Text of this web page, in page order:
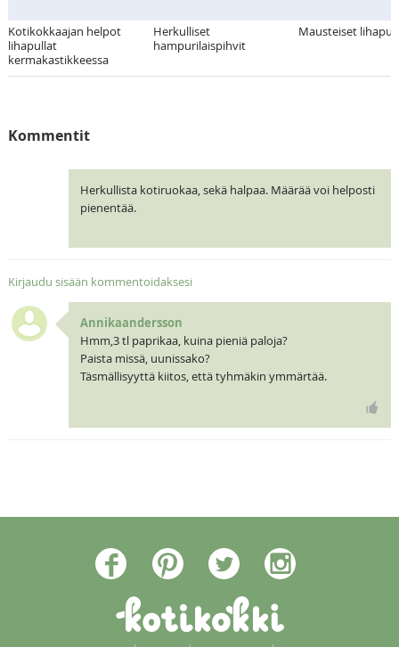
Kotikokkaajan helpot
lihapullat
kermakastikkeessa
Herkulliset
hampurilaispihvit
Mausteiset
Kommentit
Herkullista kotiruokaa, sekä halpaa. Määrää voi helposti
pienentää.
Kirjaudu sisään kommentoidaksesi
Annikaandersson
Hmm,3 tl paprikaa, kuina pieniä paloja?
Paista missä, uunissako?
Täsmällisyyttä kiitos, että tyhmäkin ymmärtää.